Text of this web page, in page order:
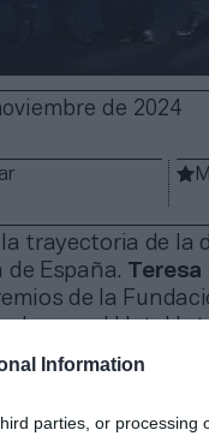
Information
parties, or processing
de 2024
la trayectoria de la
España. Teresa
de la
en el Hotel
referentes en la
de vida